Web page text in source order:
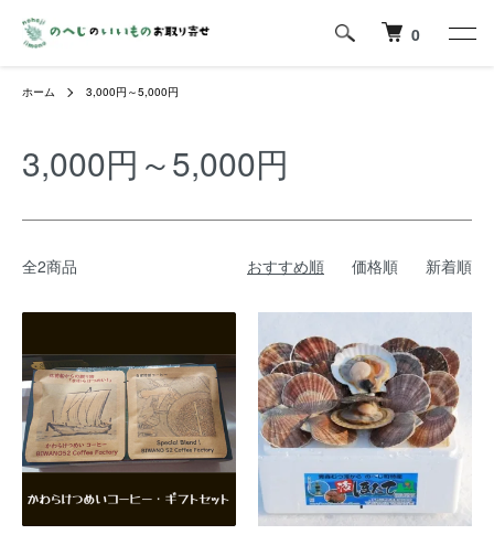
0
ホーム 3,000円～5,000円
3,000円～5,000円
全2商品 おすすめ順 価格順 新着順